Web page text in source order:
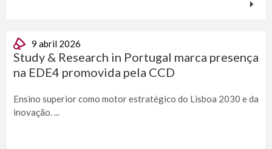
9 abril 2026
Study & Research in Portugal marca presença
na EDE4 promovida pela CCD
Ensino superior como motor estratégico do Lisboa 2030 e da
inovação. ...